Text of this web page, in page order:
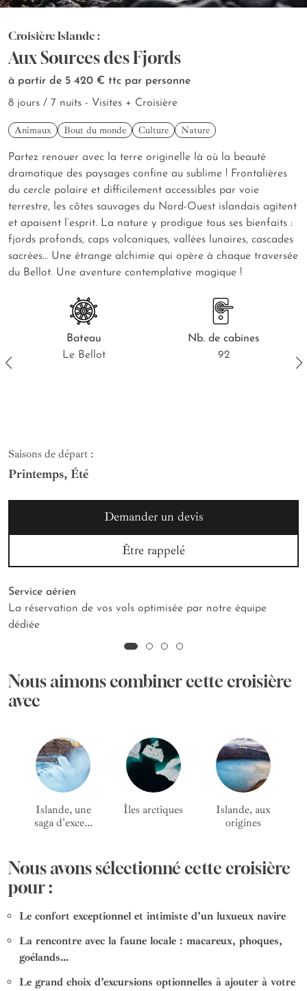
Croisière Islande :
Aux Sources des Fjords
à partir de 5 420 € ttc par personne
8 jours / 7 nuits - Visites + Croisière
Animaux Bout du monde Culture Nature
Partez renouer avec la terre originelle là où la beauté
dramatique des paysages confine au sublime ! Frontalières
du cercle polaire et difficilement accessibles par voie
terrestre, les côtes sauvages du Nord-Ouest islandais agitent
et apaisent l’esprit. La nature y prodigue tous ses bienfaits :
fjords profonds, caps volcaniques, vallées lunaires, cascades
sacrées… Une étrange alchimie qui opère à chaque traversée
du Bellot. Une aventure contemplative magique !
Bateau
Le Bellot
Nb. de cabines
92
Saisons de départ :
Printemps, Été
Demander un devis
Être rappelé
Service aérien
La réservation de vos vols optimisée par notre équipe
dédiée
Nous aimons combiner cette croisière
avec
Islande, une
saga d'exce...
Îles arctiques
Islande, aux
origines
Nous avons sélectionné cette croisière
pour :
Le confort exceptionnel et intimiste d’un luxueux navire
La rencontre avec la faune locale : macareux, phoques,
goélands…
Le grand choix d’excursions optionnelles à ajouter à votre